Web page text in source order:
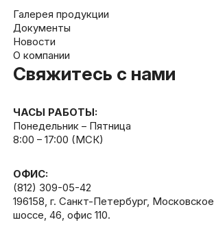
Галерея продукции
Документы
Новости
О компании
Свяжитесь с нами
ЧАСЫ РАБОТЫ:
Понедельник – Пятница
8:00 – 17:00 (МСК)
ОФИС:
(812) 309-05-42
196158, г. Санкт-Петербург, Московское
шоссе, 46, офис 110.